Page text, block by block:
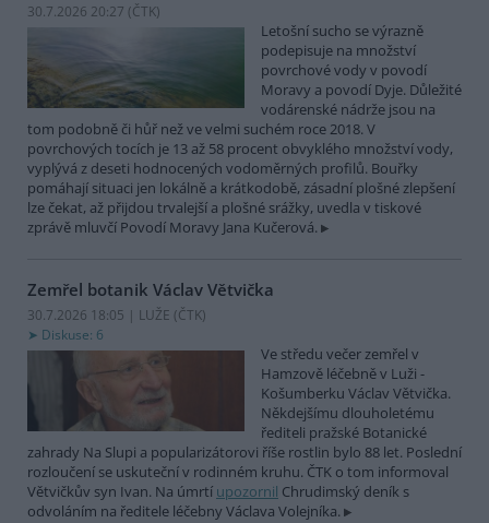
30.7.2026 20:27 (ČTK)
Letošní sucho se výrazně
podepisuje na množství
povrchové vody v povodí
Moravy a povodí Dyje. Důležité
vodárenské nádrže jsou na
tom podobně či hůř než ve velmi suchém roce 2018. V
povrchových tocích je 13 až 58 procent obvyklého množství vody,
vyplývá z deseti hodnocených vodoměrných profilů. Bouřky
pomáhají situaci jen lokálně a krátkodobě, zásadní plošné zlepšení
lze čekat, až přijdou trvalejší a plošné srážky, uvedla v tiskové
zprávě mluvčí Povodí Moravy Jana Kučerová.
Zemřel botanik Václav Větvička
30.7.2026 18:05 | LUŽE (ČTK)
Diskuse: 6
Ve středu večer zemřel v
Hamzově léčebně v Luži -
Košumberku Václav Větvička.
Někdejšímu dlouholetému
řediteli pražské Botanické
zahrady Na Slupi a popularizátorovi říše rostlin bylo 88 let. Poslední
rozloučení se uskuteční v rodinném kruhu. ČTK o tom informoval
Větvičkův syn Ivan. Na úmrtí upozornil Chrudimský deník s
odvoláním na ředitele léčebny Václava Volejníka.